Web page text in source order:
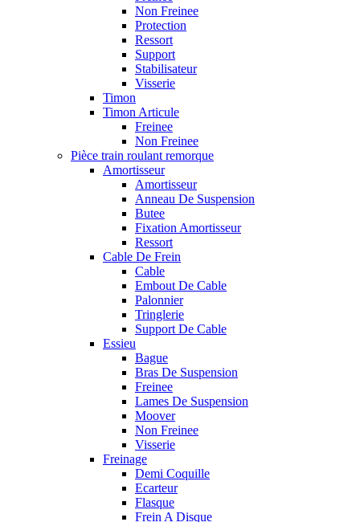
Non Freinee
Protection
Ressort
Support
Stabilisateur
Visserie
Timon
Timon Articule
Freinee
Non Freinee
Pièce train roulant remorque
Amortisseur
Amortisseur
Anneau De Suspension
Butee
Fixation Amortisseur
Ressort
Cable De Frein
Cable
Embout De Cable
Palonnier
Tringlerie
Support De Cable
Essieu
Bague
Bras De Suspension
Freinee
Lames De Suspension
Moover
Non Freinee
Visserie
Freinage
Demi Coquille
Ecarteur
Flasque
Frein A Disque